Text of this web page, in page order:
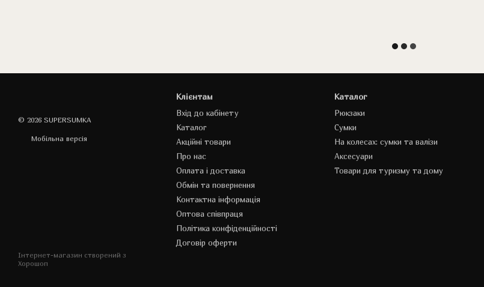
© 2026 SUPERSUMKA
Мобільна версія
Інтернет-магазин створений з
Хорошоп
Клієнтам
Вхід до кабінету
Каталог
Акційні товари
Про нас
Оплата і доставка
Обмін та повернення
Контактна інформація
Оптова співпраця
Політика конфіденційності
Договір оферти
Каталог
Рюкзаки
Сумки
На колесах: сумки та валізи
Аксесуари
Товари для туризму та дому